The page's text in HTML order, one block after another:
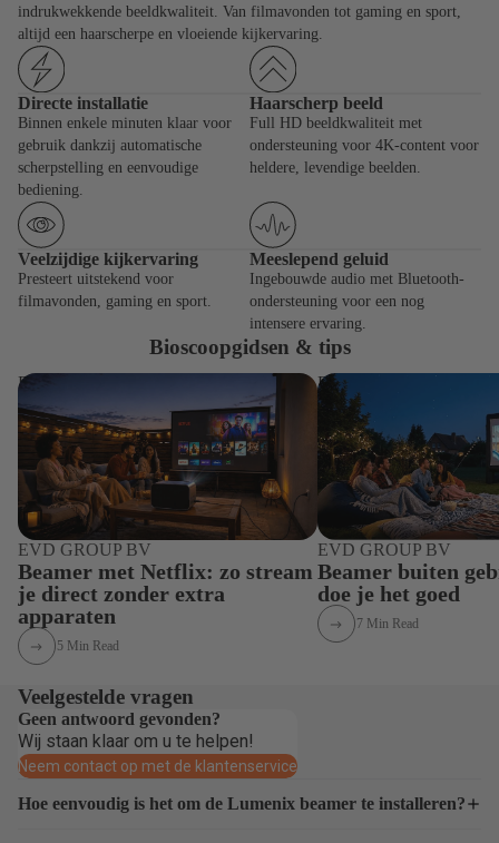
indrukwekkende beeldkwaliteit. Van filmavonden tot gaming en sport,
altijd een haarscherpe en vloeiende kijkervaring.
Directe installatie
Binnen enkele minuten klaar voor
gebruik dankzij automatische
scherpstelling en eenvoudige
bediening.
Haarscherp beeld
Full HD beeldkwaliteit met
ondersteuning voor 4K-content voor
heldere, levendige beelden.
Veelzijdige kijkervaring
Presteert uitstekend voor
filmavonden, gaming en sport.
Meeslepend geluid
Ingebouwde audio met Bluetooth-
ondersteuning voor een nog
intensere ervaring.
Bioscoopgidsen & tips
Beamer met Netflix: zo stream je direct
EVD GROUP BV
Beamer met Netflix: zo stream
je direct zonder extra
apparaten
5 Min Read
Beamer buiten
goed
EVD GROUP BV
Beamer buiten
doe je het goed
7 Min Read
Veelgestelde vragen
Geen antwoord gevonden?
Wij staan klaar om u te helpen!
Neem contact op met de klantenservice
Hoe eenvoudig is het om de Lumenix beamer te installeren?